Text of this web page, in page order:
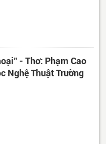
- Thơ: Phạm Cao
Nghệ Thuật Trường